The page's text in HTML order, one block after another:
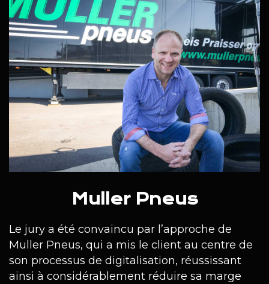
Muller Pneus
Le jury a été convaincu par l’approche de
Muller Pneus, qui a mis le client au centre de
son processus de digitalisation, réussissant
ainsi à considérablement réduire sa marge